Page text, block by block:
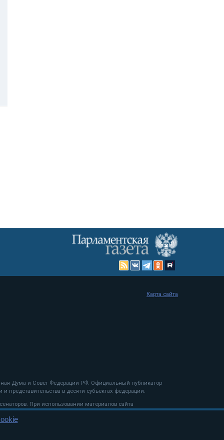
Дума и Совет Федерации РФ. Официальный публикатор
представительства в десяти субъектах федерации.
При использовании материалов сайта
Карта сайта